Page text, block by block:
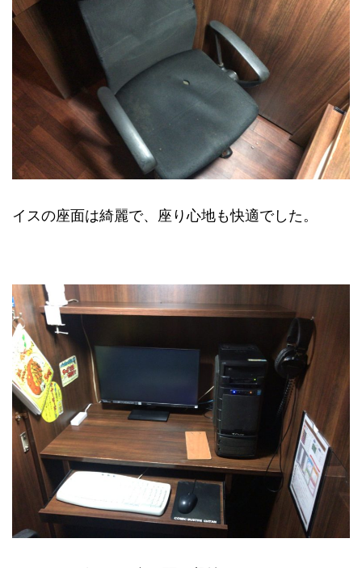
イスの座面は綺麗で、座り心地も快適でした。